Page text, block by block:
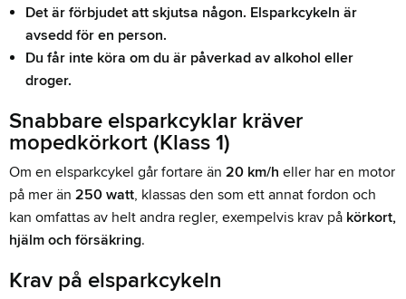
Det är förbjudet att skjutsa någon. Elsparkcykeln är
avsedd för en person.
Du får inte köra om du är påverkad av alkohol eller
droger.
Snabbare elsparkcyklar kräver
mopedkörkort (Klass 1)
Om en elsparkcykel går fortare än 20 km/h eller har en motor
på mer än 250 watt, klassas den som ett annat fordon och
kan omfattas av helt andra regler, exempelvis krav på körkort,
hjälm och försäkring.
Krav på elsparkcykeln